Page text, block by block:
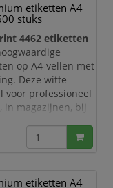
formaat van
Zweckform
etiketten A4
stuks
4462 etiketten
op A4-vellen met
Deze witte
voor professioneel
in magazijnen, bij
administratie
het
van 105 x 37 mm
etiketten A4